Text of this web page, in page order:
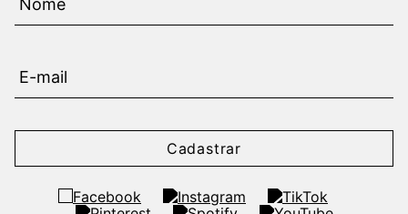
Cadastrar